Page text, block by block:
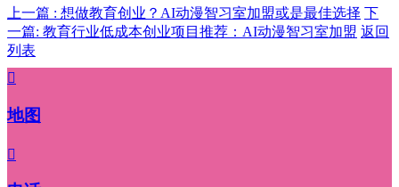
上一篇 : 想做教育创业？AI动漫智习室加盟或是最佳选择 下
一篇: 教育行业低成本创业项目推荐：AI动漫智习室加盟 返回
列表

地图
